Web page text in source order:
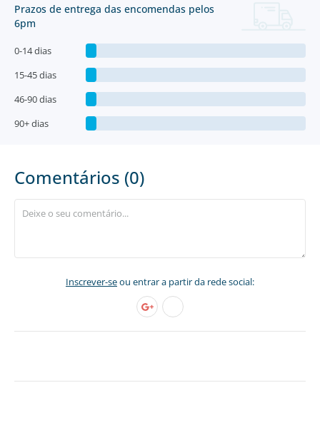
Prazos de entrega das encomendas pelos
6pm
0-14 dias
15-45 dias
46-90 dias
90+ dias
Comentários (0)
Inscrever-seou entrar a partir da rede social: